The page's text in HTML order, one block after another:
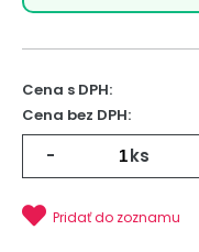
Cena s DPH:
Cena bez DPH:
- ks
Pridať do zoznamu